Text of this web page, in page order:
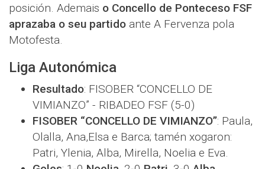
posición. Ademais o Concello de Ponteceso FSF
aprazaba o seu partido ante A Fervenza pola
Motofesta.
Liga Autonómica
Resultado: FISOBER “CONCELLO DE
VIMIANZO” - RIBADEO FSF (5-0)
FISOBER “CONCELLO DE VIMIANZO”: Paula,
Olalla, Ana,Elsa e Barca; tamén xogaron:
Patri, Ylenia, Alba, Mirella, Noelia e Eva.